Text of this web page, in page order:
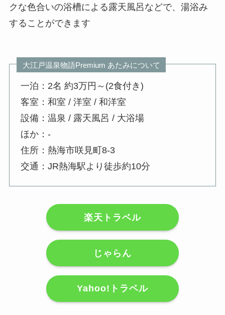
クな色合いの浴槽による露天風呂などで、湯浴み
することができます
大江戸温泉物語Premium あたみについて
一泊：2名 約3万円～(2食付き)
客室：和室 / 洋室 / 和洋室
設備：温泉 / 露天風呂 / 大浴場
ほか：-
住所：熱海市咲見町8-3
交通：JR熱海駅より徒歩約10分
楽天トラベル
じゃらん
Yahoo!トラベル